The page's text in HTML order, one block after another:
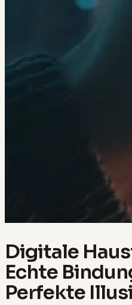
Digitale
Echte
Perfekte